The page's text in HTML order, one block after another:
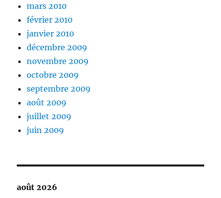
mars 2010
février 2010
janvier 2010
décembre 2009
novembre 2009
octobre 2009
septembre 2009
août 2009
juillet 2009
juin 2009
août 2026